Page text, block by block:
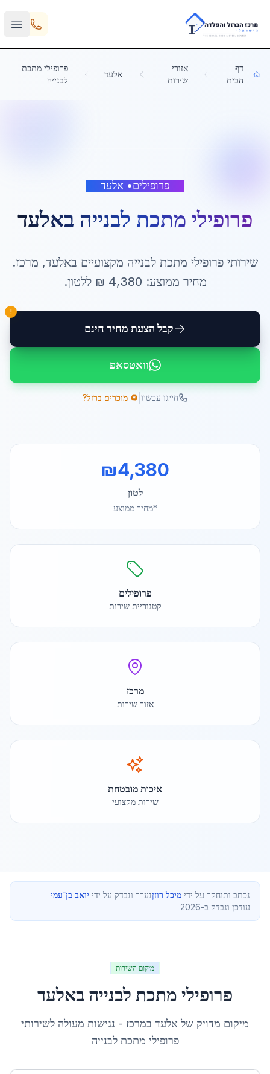
Skip to main content
דף
הבית
אזורי
שירות
אלעד
פרופילי מתכת
לבנייה
פרופילים• אלעד
פרופילי מתכת לבנייה באלעד
שירותי פרופילי מתכת לבנייה מקצועיים באלעד, מרכז.
מחיר ממוצע: 4,380 ₪ ללטון.
קבל הצעת מחיר חינם
!
וואטסאפ
חייגו עכשיו ♻️ מוכרים ברזל?
₪4,380
לטון
*מחיר ממוצע
פרופילים
קטגוריית שירות
מרכז
אזור שירות
איכות מובטחת
שירות מקצועי
נכתב ותוחקר על ידי מיכל רוזןנערך ונבדק על ידי יואב בן־עמי
עודכן ונבדק ב-2026
מיקום השירות
פרופילי מתכת לבנייה באלעד
מיקום מדויק של אלעד במרכז - נגישות מעולה לשירותי
פרופילי מתכת לבנייה